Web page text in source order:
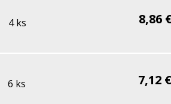
4 ks 8,86
6 ks 7,12 €